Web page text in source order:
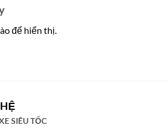
để hiển thị.
SIÊU TỐC